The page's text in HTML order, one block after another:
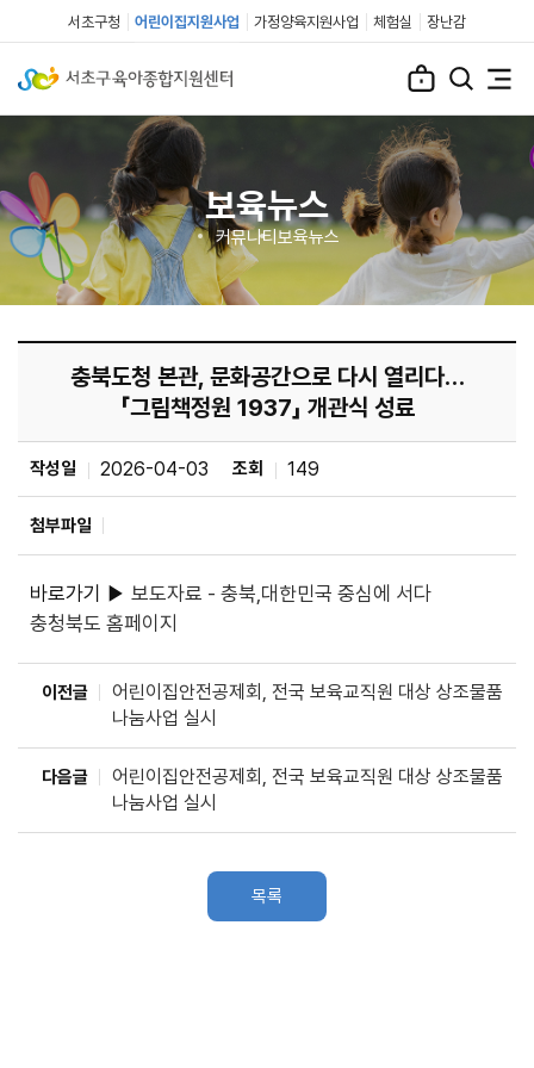
서초구청 어린이집지원사업 가정양육지원사업 체험실 장난감
보육뉴스
커뮤니티보육뉴스
충북도청 본관, 문화공간으로 다시 열리다…
「그림책정원 1937」 개관식 성료
작성일 2026-04-03 조회 149
첨부파일
바로가기 ▶ 보도자료 - 충북,대한민국 중심에 서다
충청북도 홈페이지
이전글
어린이집안전공제회, 전국 보육교직원 대상 상조물품
나눔사업 실시
다음글
어린이집안전공제회, 전국 보육교직원 대상 상조물품
나눔사업 실시
목록